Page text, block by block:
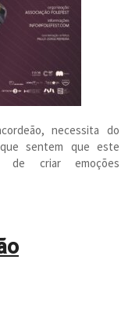
necessita do
sentem que este
de criar emoções